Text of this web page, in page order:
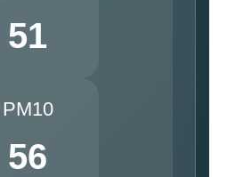
51
PM10
56